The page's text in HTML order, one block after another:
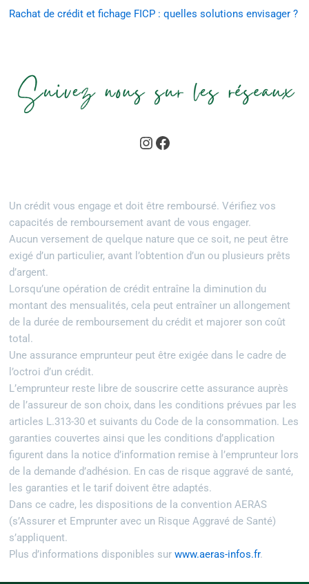
Rachat de crédit et fichage FICP : quelles solutions envisager ?
Un crédit vous engage et doit être remboursé. Vérifiez vos
capacités de remboursement avant de vous engager.
Aucun versement de quelque nature que ce soit, ne peut être
exigé d’un particulier, avant l’obtention d’un ou plusieurs prêts
d’argent.
Lorsqu’une opération de crédit entraîne la diminution du
montant des mensualités, cela peut entraîner un allongement
de la durée de remboursement du crédit et majorer son coût
total.
Une assurance emprunteur peut être exigée dans le cadre de
l’octroi d’un crédit.
L’emprunteur reste libre de souscrire cette assurance auprès
de l’assureur de son choix, dans les conditions prévues par les
articles L.313-30 et suivants du Code de la consommation. Les
garanties couvertes ainsi que les conditions d’application
figurent dans la notice d’information remise à l’emprunteur lors
de la demande d’adhésion. En cas de risque aggravé de santé,
les garanties et le tarif doivent être adaptés.
Dans ce cadre, les dispositions de la convention AERAS
(s’Assurer et Emprunter avec un Risque Aggravé de Santé)
s’appliquent.
Plus d’informations disponibles surwww.aeras-infos.fr.